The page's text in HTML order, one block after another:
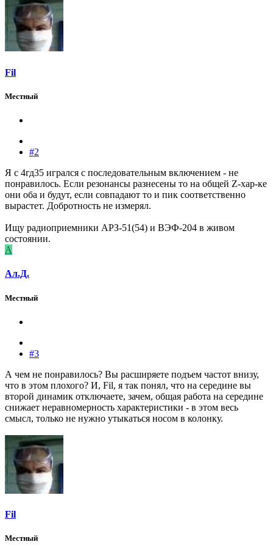
Fil
Местный
#2
Я с 4гд35 игрался с последовательным включением - не
понравилось. Если резонансы разнесены то на общей Z-хар-ке
они оба и будут, если совпадают то и пик соответственно
вырастет. Добротность не измерял.
Ищу радиоприемники АРЗ-51(54) и ВЭФ-204 в живом
состоянии.
А
Ал.Д.
Местный
#3
А чем не понравилось? Вы расширяете подъем частот внизу,
что в этом плохого? И, Fil, я так понял, что на середине вы
второй динамик отключаете, зачем, общая работа на середине
снижает неравномерность характеристики - в этом весь
смысл, только не нужно утыкаться носом в колонку.
Fil
Местный